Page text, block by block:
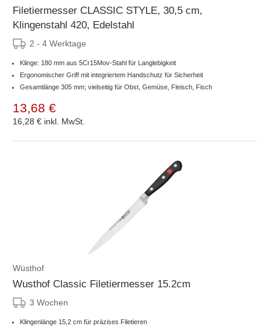
Filetiermesser CLASSIC STYLE, 30,5 cm,
Klingenstahl 420, Edelstahl
2 - 4 Werktage
Klinge: 180 mm aus 5Cr15Mov-Stahl für Langlebigkeit
Ergonomischer Griff mit integriertem Handschutz für Sicherheit
Gesamtlänge 305 mm; vielseitig für Obst, Gemüse, Fleisch, Fisch
13,68 €
16,28 € inkl. MwSt.
Wüsthof
Wusthof Classic Filetiermesser 15.2cm
3 Wochen
Klingenlänge 15,2 cm für präzises Filetieren